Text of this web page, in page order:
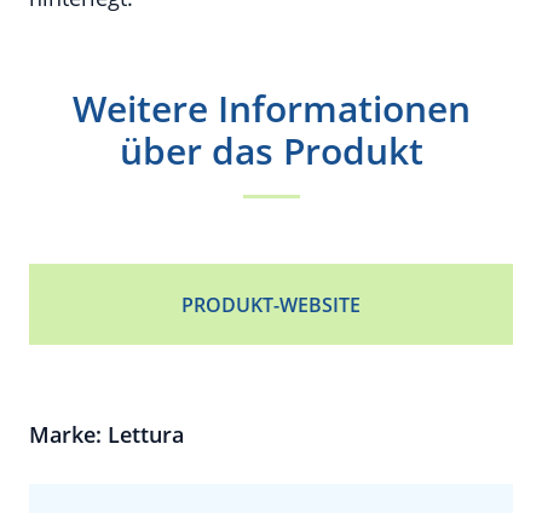
Weitere Informationen
über das Produkt
PRODUKT-WEBSITE
Marke: Lettura